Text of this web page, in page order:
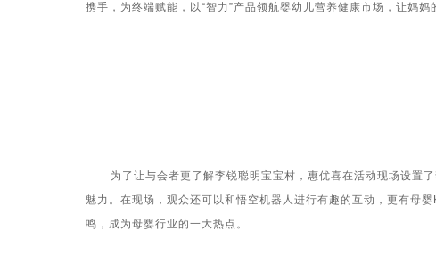
携手，为终端赋能，以“智力”产品领航婴幼儿营养健康市场，让妈妈
为了让与会者更了解李锐聪明宝宝村，惠优喜在活动现场设置了
魅力。在现场，观众还可以和悟空机器人进行有趣的互动，更有母婴
鸣，成为母婴行业的一大热点。